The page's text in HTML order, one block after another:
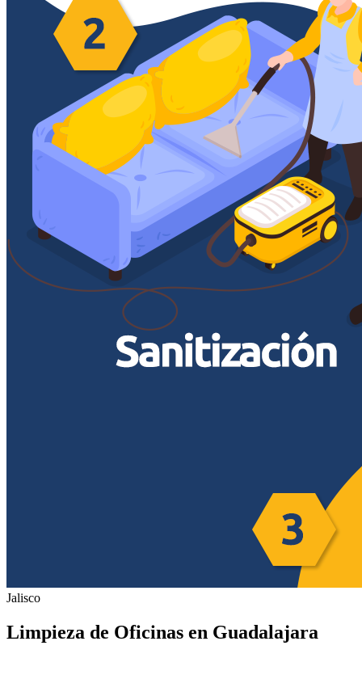
Jalisco
Limpieza de Oficinas en Guadalajara